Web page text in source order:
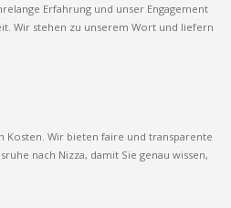
Erfahrung und unser Engagement
Wir stehen zu unserem Wort und liefern
Kosten. Wir bieten faire und transparente
nach Nizza, damit Sie genau wissen,